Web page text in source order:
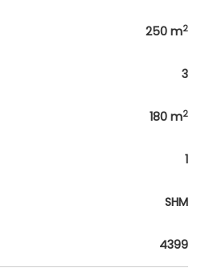
250 m2
3
180 m2
1
SHM
4399